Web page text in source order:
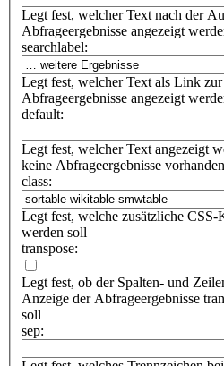
Legt fest, welcher Text nach der
Abfrageergebnisse angezeigt
searchlabel:
Legt fest, welcher Text als Link
Abfrageergebnisse angezeigt
default:
Legt fest, welcher Text angezeigt
keine Abfrageergebnisse
class:
Legt fest, welche zusätzliche CSS-
werden soll
transpose:
Legt fest, ob der Spalten- und
Anzeige der Abfrageergebnisse
soll
sep: